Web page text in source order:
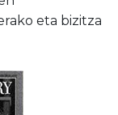
eta bizitza